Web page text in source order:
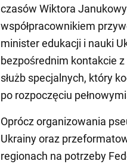
czasów Wiktora
współpracownikiem
minister edukacji i nauki
bezpośrednim kontakcie
służb specjalnych, który
po rozpoczęciu
Oprócz organizowania
Ukrainy oraz
regionach na potrzeby